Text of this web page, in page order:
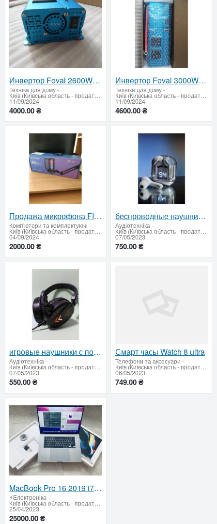
Инвертор Foval 2600W 12V чистый синус – для техники и электроинструментов
Техніка для дому-
Київ (Київська область - продати купити)
11/09/2024
4000.00 ₴
Инвертор Foval 3000W 12V новый – чистый синус для техники и инструментов
Техніка для дому-
Київ (Київська область - продати купити)
11/09/2024
4600.00 ₴
Продажа микрофона FIFINE A6T (черный) — как новый, отличное качество звука
Комп'ютери та комплектуючі -
Київ (Київська область - продати купити)
04/09/2024
2000.00 ₴
беcпроводные наушники с прозрачным кейсом TWS BT30
Аудіотехніка-
Київ (Київська область - продати купити)
07/05/2023
750.00 ₴
игровые наушники с подсветкой
Аудіотехніка-
Київ (Київська область - продати купити)
07/05/2023
550.00 ₴
Смарт часы Watch 8 ultra
Телефони та аксесуари -
Київ (Київська область - продати купити)
06/05/2023
749.00 ₴
MacBook Pro 16 2019 i7 16Gb SSD 512 Radeon Pro 5300M 4GB A2141
⚡Електроніка-
Київ (Київська область - продати купити)
25/04/2023
25000.00 ₴